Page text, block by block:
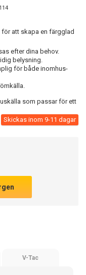
att skapa en färgglad
efter dina behov.
belysning.
för både inomhus-
som passar för ett
Skickas inom 9-11 dagar
V-Tac